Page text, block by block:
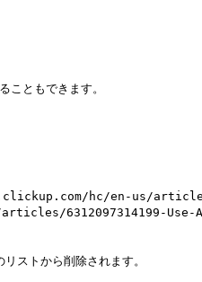
hc/en-us/
6312097314199-Use-
ストから削除されます。